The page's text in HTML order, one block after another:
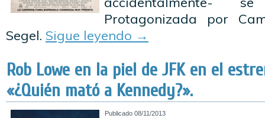
Protagonizada por
Segel. Sigue leyendo →
Rob Lowe en la piel de JFK en el
«¿Quién mató a Kennedy?».
Publicado 08/11/2013